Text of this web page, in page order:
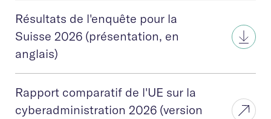
Résultats de l'enquête pour la
Suisse 2026 (présentation, en
anglais)
Rapport comparatif de l'UE sur la
cyberadministration 2026 (version